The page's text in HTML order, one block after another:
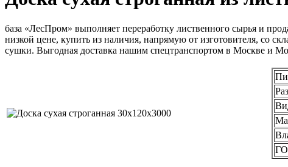
база «ЛесПром» выполняет переработку лиственного сырья и
низкой цене, купить из наличия, напрямую от изготовителя, со
сушки. Выгодная доставка нашим спецтранспортом в Москве и